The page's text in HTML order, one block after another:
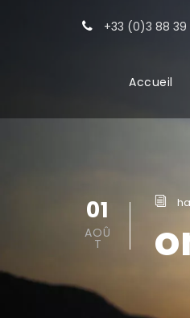
+33 (0)3 88 39
Accueil
01
AOÛ
T